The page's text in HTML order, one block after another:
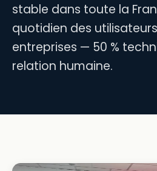
stable dans toute la
quotidien des
entreprises — 50 %
relation humaine.